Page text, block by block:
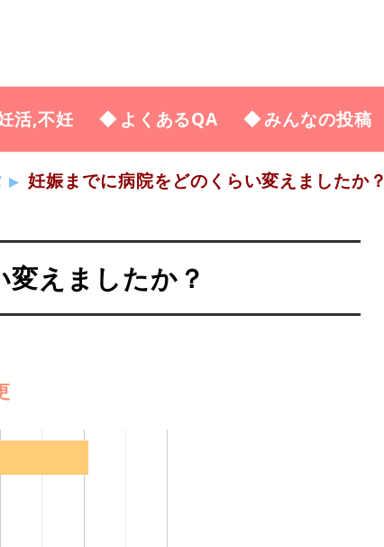
活,不妊 よくあるQA みんなの投稿
妊娠までに病院をどのくらい変えましたか？
えましたか？